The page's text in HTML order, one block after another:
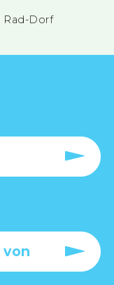
Rad-Dorf